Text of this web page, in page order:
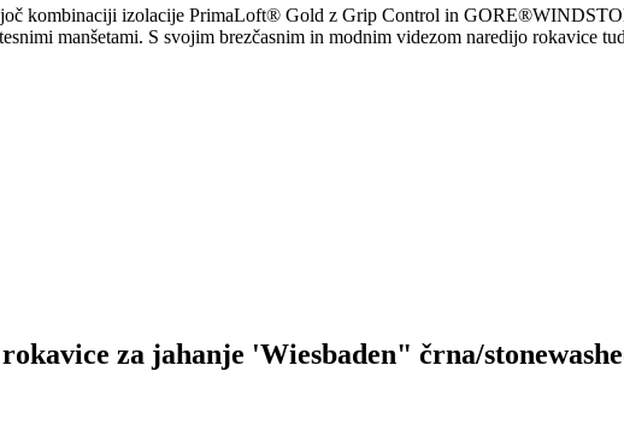
kombinaciji izolacije PrimaLoft® Gold z Grip Control in
manšetami. S svojim brezčasnim in modnim videzom naredijo rokavice
za jahanje 'Wiesbaden" črna/